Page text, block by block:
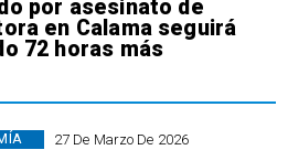
por asesinato de
en Calama seguirá
72 horas más
27 De Marzo De 2026